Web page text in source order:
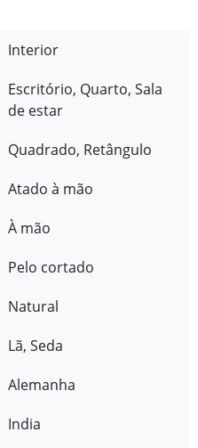
Interior
Escritório, Quarto, Sala
de estar
Quadrado, Retângulo
Atado à mão
À mão
Pelo cortado
Natural
Lã, Seda
Alemanha
India